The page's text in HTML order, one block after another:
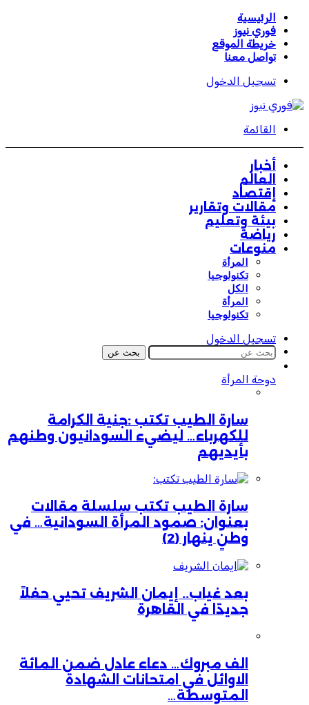
الرئيسية
فوري نيوز
خريطة الموقع
تواصل معنا
تسجيل الدخول
القائمة
أخبار
العالم
إقتصاد
مقالات وتقارير
بيئة وتعليم
رياضة
منوعات
المرأة
تكنولوجيا
الكل
المرأة
تكنولوجيا
تسجيل الدخول
بحث عن
دوحة المرأة
سارة الطيب تكتب :جنية الكرامة
للكهرباء… ليضيء السودانيون وطنهم
بأيديهم
سارة الطيب تكتب سلسلة مقالات
بعنوان: صمود المرأة السودانية… في
وطنٍ ينهار (2)
بعد غياب.. إيمان الشريف تحيي حفلاً
جديدًا في القاهرة
الف مبروك… دعاء عادل ضمن المائة
الاوائل في امتحانات الشهادة
المتوسطة…